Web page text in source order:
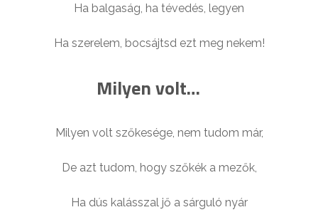
Ha balgaság, ha tévedés, legyen
Ha szerelem, bocsájtsd ezt meg nekem!
Milyen volt…
Milyen volt szőkesége, nem tudom már,
De azt tudom, hogy szőkék a mezők,
Ha dús kalásszal jő a sárguló nyár